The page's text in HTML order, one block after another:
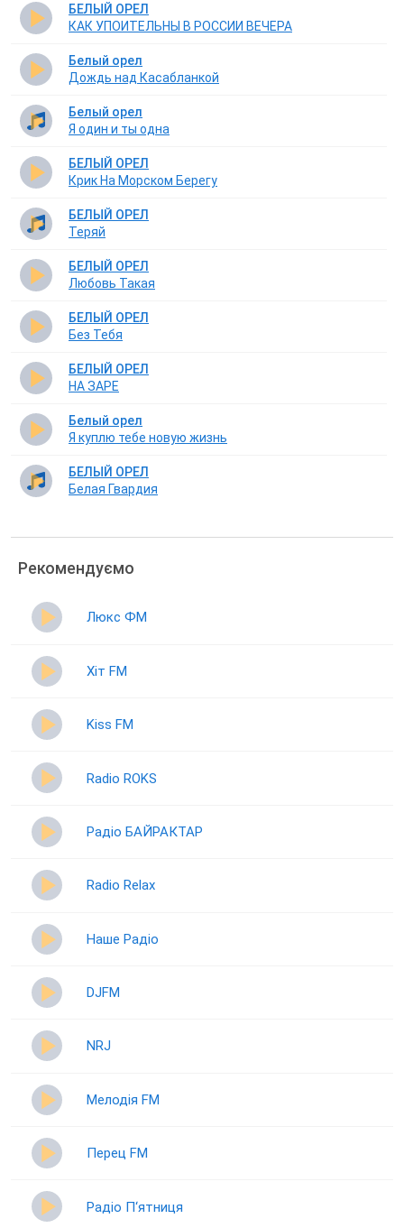
БЕЛЫЙ ОРЕЛ
КАК УПОИТЕЛЬНЫ В РОССИИ ВЕЧЕРА
Белый орел
Дождь над Касабланкой
Белый орел
Я один и ты одна
БЕЛЫЙ ОРЕЛ
Крик На Морском Берегу
БЕЛЫЙ ОРЕЛ
Теряй
БЕЛЫЙ ОРЕЛ
Любовь Такая
БЕЛЫЙ ОРЕЛ
Без Тебя
БЕЛЫЙ ОРЕЛ
НА ЗАРЕ
Белый орел
Я куплю тебе новую жизнь
БЕЛЫЙ ОРЕЛ
Белая Гвардия
Рекомендуємо
Люкс ФМ
Хіт FM
Kiss FM
Radio ROKS
Радіо БАЙРАКТАР
Radio Relax
Наше Радіо
DJFM
NRJ
Мелодія FM
Перец FM
Радіо П‘ятниця